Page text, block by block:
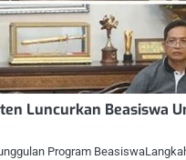
Luncurkan Beasiswa
Program